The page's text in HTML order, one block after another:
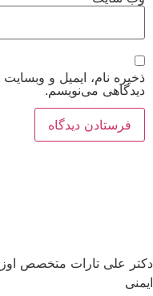
ذخیره نام، ایمیل و
دیدگاهی می‌نویسم.
دکتر علی تارات متخصص
ایمنی